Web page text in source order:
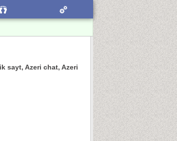
sayt, Azeri chat, Azeri